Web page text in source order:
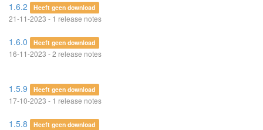
1.6.2 Heeft geen download
21-11-2023 - 1 release notes
1.6.0 Heeft geen download
16-11-2023 - 2 release notes
1.5.9 Heeft geen download
17-10-2023 - 1 release notes
1.5.8 Heeft geen download